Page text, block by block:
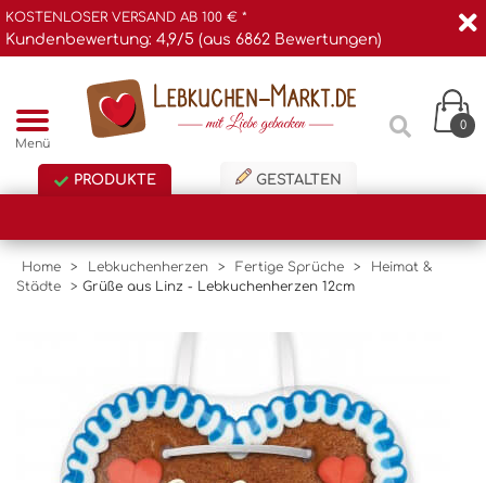
KOSTENLOSER VERSAND AB 100 € *
Kundenbewertung: 4,9/5 (aus 6862 Bewertungen)
Menü
0
PRODUKTE GESTALTEN
Home > Lebkuchenherzen > Fertige Sprüche >
Heimat &
Städte
> Grüße aus Linz - Lebkuchenherzen 12cm